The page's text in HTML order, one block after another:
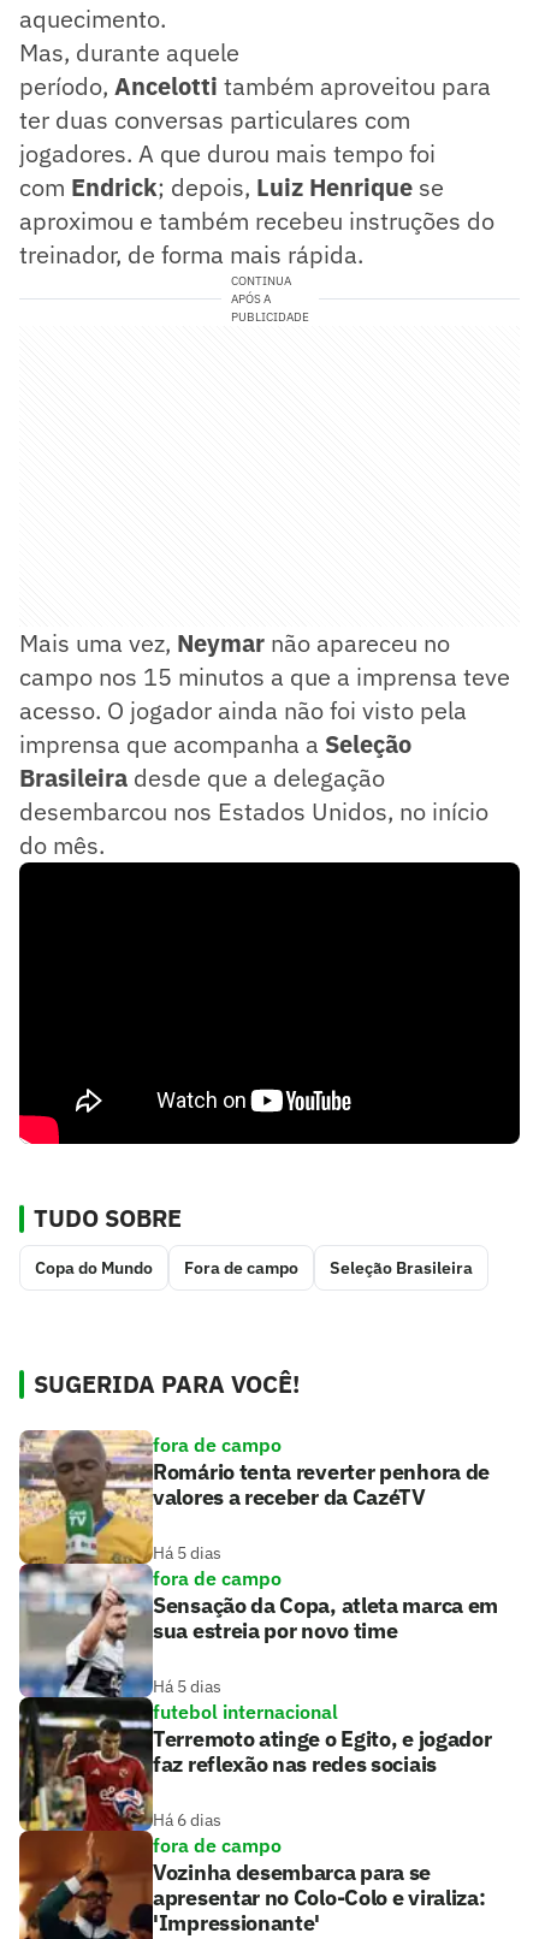
aquecimento.
Mas, durante aquele
período, Ancelotti também aproveitou para
ter duas conversas particulares com
jogadores. A que durou mais tempo foi
com Endrick; depois, Luiz Henrique se
aproximou e também recebeu instruções do
treinador, de forma mais rápida.
CONTINUA
APÓS A
PUBLICIDADE
Mais uma vez, Neymar não apareceu no
campo nos 15 minutos a que a imprensa teve
acesso. O jogador ainda não foi visto pela
imprensa que acompanha a Seleção
Brasileira desde que a delegação
desembarcou nos Estados Unidos, no início
do mês.
TUDO SOBRE
Copa do Mundo Fora de campo Seleção Brasileira
SUGERIDA PARA VOCÊ!
fora de campo
Romário tenta reverter penhora de
valores a receber da CazéTV
Há 5 dias
fora de campo
Sensação da Copa, atleta marca em
sua estreia por novo time
Há 5 dias
futebol internacional
Terremoto atinge o Egito, e jogador
faz reflexão nas redes sociais
Há 6 dias
fora de campo
Vozinha desembarca para se
apresentar no Colo-Colo e viraliza:
'Impressionante'